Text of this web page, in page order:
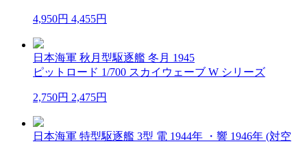
4,950円 4,455円
日本海軍 秋月型駆逐艦 冬月 1945
ピットロード 1/700 スカイウェーブ W シリーズ
2,750円 2,475円
日本海軍 特型駆逐艦 3型 電 1944年 ・響 1946年 (対空